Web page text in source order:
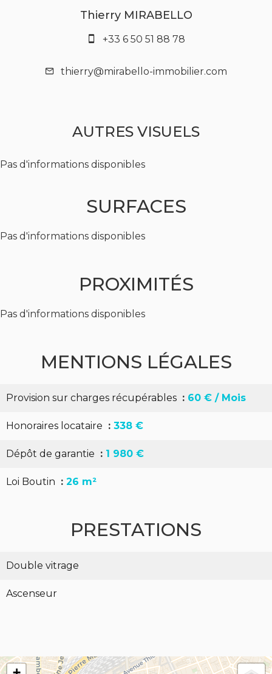
Thierry MIRABELLO
+33 6 50 51 88 78
thierry@mirabello-immobilier.com
AUTRES VISUELS
Pas d'informations disponibles
SURFACES
Pas d'informations disponibles
PROXIMITÉS
Pas d'informations disponibles
MENTIONS LÉGALES
Provision sur charges récupérables 60 € / Mois
Honoraires locataire 338 €
Dépôt de garantie 1 980 €
Loi Boutin 26 m²
PRESTATIONS
Double vitrage
Ascenseur